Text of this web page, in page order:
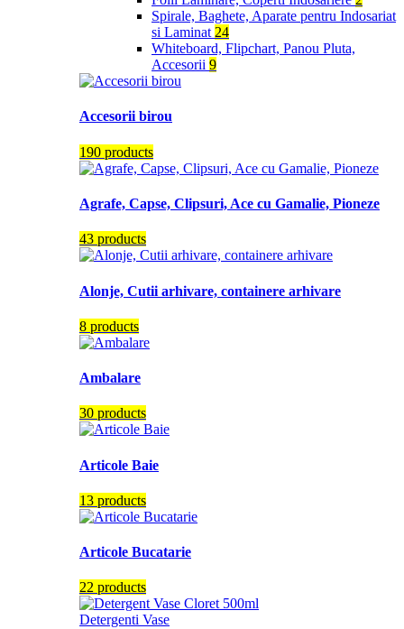
Spirale, Baghete, Aparate pentru Indosariat
si Laminat 24
Whiteboard, Flipchart, Panou Pluta,
Accesorii 9
Accesorii birou
190 products
Agrafe, Capse, Clipsuri, Ace cu Gamalie, Pioneze
43 products
Alonje, Cutii arhivare, containere arhivare
8 products
Ambalare
30 products
Articole Baie
13 products
Articole Bucatarie
22 products
Detergenti Vase